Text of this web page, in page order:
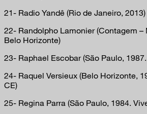
21- Radio Yandê (Rio de Janeiro, 2013)
22- Randolpho Lamonier (Contagem –
Belo Horizonte)
23- Raphael Escobar (São Paulo,
24- Raquel Versieux (Belo Horizonte,
CE)
25- Regina Parra (São Paulo, 1984.